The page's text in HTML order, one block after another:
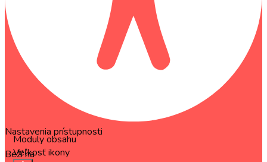
Nastavenia prístupnosti
Beží naOneTap
Moduly obsahu
Veľkosť ikony